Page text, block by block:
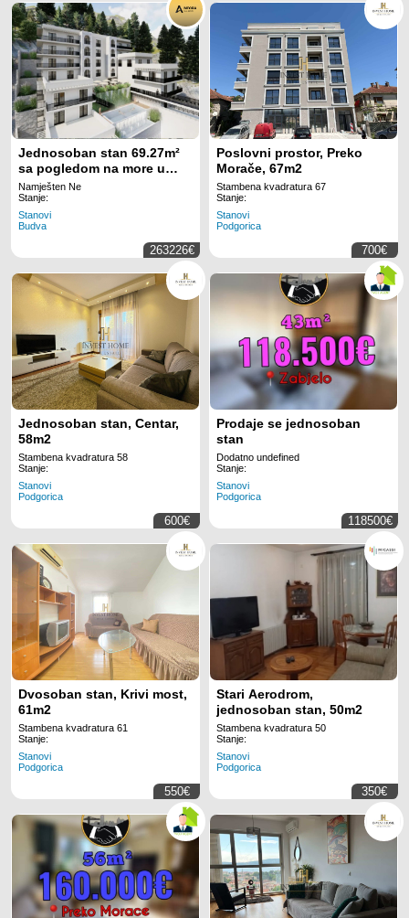
Jednosoban stan 69.27m²
sa pogledom na more u
novom luksuznom
kompleksu u Budvi
(Mogućnost kupovine
putem hipotekarnog
Namješten Ne
Stanje:
Stanovi
Budva
263226€
Poslovni prostor, Preko
Morače, 67m2
Stambena kvadratura 67
Stanje:
Stanovi
Podgorica
700€
Jednosoban stan, Centar,
58m2
Stambena kvadratura 58
Stanje:
Stanovi
Podgorica
600€
Prodaje se jednosoban
stan
Dodatno undefined
Stanje:
Stanovi
Podgorica
118500€
Dvosoban stan, Krivi most,
61m2
Stambena kvadratura 61
Stanje:
Stanovi
Podgorica
550€
Stari Aerodrom,
jednosoban stan, 50m2
Stambena kvadratura 50
Stanje:
Stanovi
Podgorica
350€